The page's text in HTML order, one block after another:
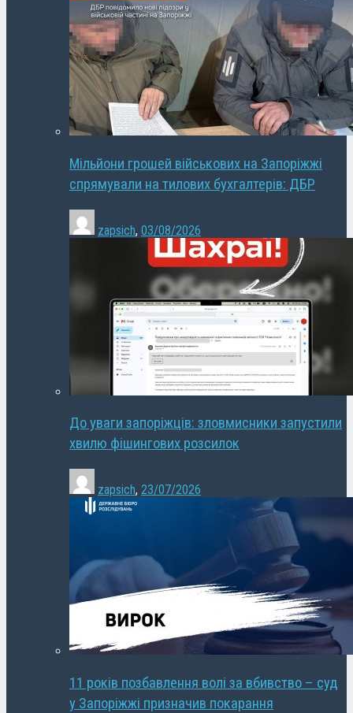
Мільйони грошей військових на Запоріжжі
спрямували на тилових бухгалтерів: ДБР
zapsich, 03/08/2026
До уваги запоріжців: зловмисники запустили
хвилю фішингових розсилок
zapsich, 23/07/2026
11 років позбавлення волі за вбивство – суд
у Запоріжжі призначив покарання